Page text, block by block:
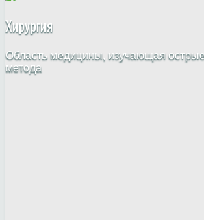
Хирургия
Область медицины, изучающая острые
метода